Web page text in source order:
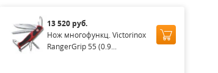
13 520 руб.
Нож многофункц. Victorinox
RangerGrip 55 (0.9...